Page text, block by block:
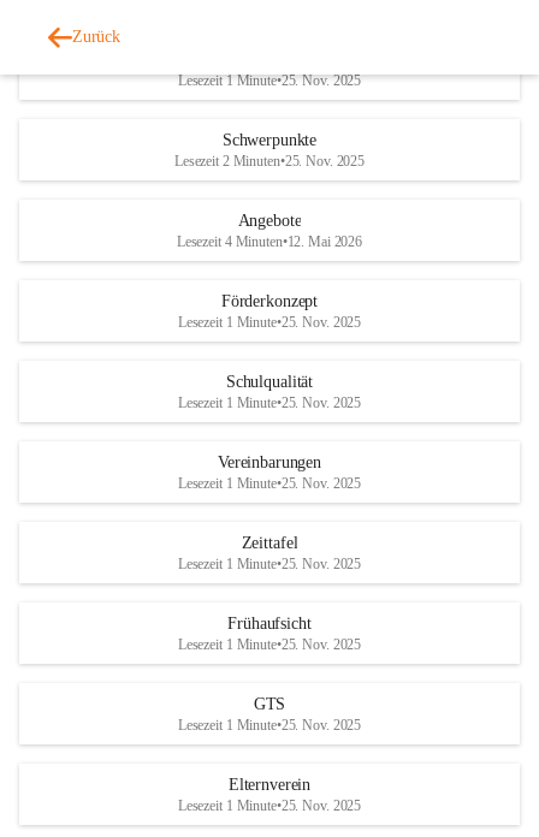
Zurück
Lesezeit 1 Minute•25. Nov. 2025
Schwerpunkte
Lesezeit 2 Minuten•25. Nov. 2025
Angebote
Lesezeit 4 Minuten•12. Mai 2026
Förderkonzept
Lesezeit 1 Minute•25. Nov. 2025
Schulqualität
Lesezeit 1 Minute•25. Nov. 2025
Vereinbarungen
Lesezeit 1 Minute•25. Nov. 2025
Zeittafel
Lesezeit 1 Minute•25. Nov. 2025
Frühaufsicht
Lesezeit 1 Minute•25. Nov. 2025
GTS
Lesezeit 1 Minute•25. Nov. 2025
Elternverein
Lesezeit 1 Minute•25. Nov. 2025